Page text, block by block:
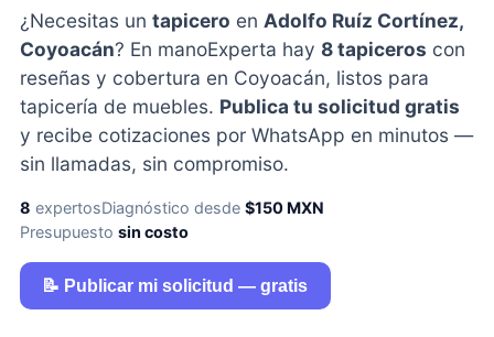
¿Necesitas un tapicero en Adolfo Ruíz Cortínez,
Coyoacán? En manoExperta hay 8 tapiceros con
reseñas y cobertura en Coyoacán, listos para
tapicería de muebles. Publica tu solicitud gratis
y recibe cotizaciones por WhatsApp en minutos —
sin llamadas, sin compromiso.
8 expertosDiagnóstico desde $150 MXN
Presupuesto sin costo
📝 Publicar mi solicitud — gratis